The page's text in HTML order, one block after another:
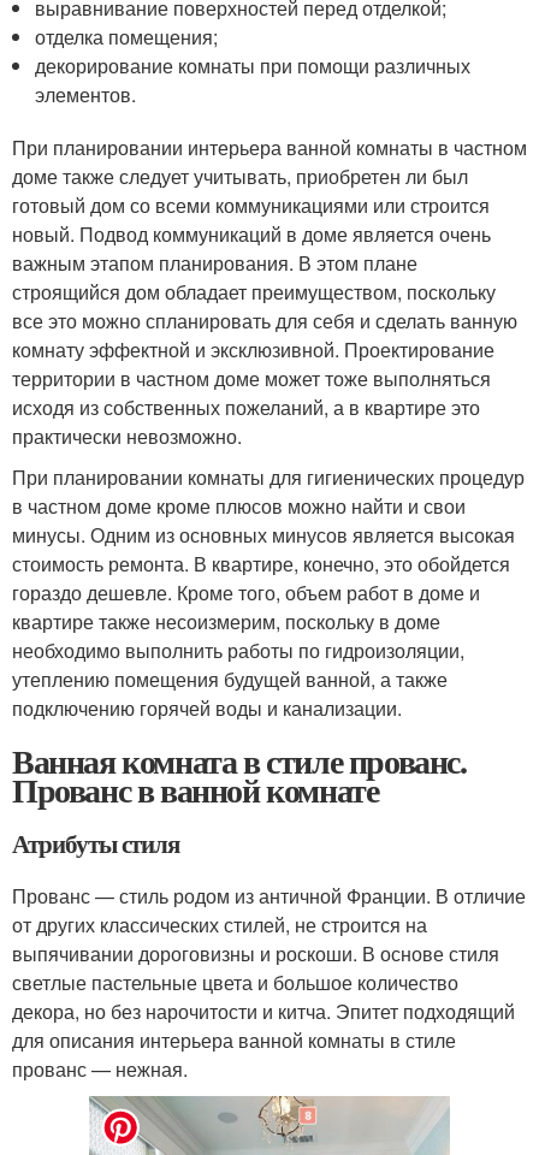
выравнивание поверхностей перед отделкой;
отделка помещения;
декорирование комнаты при помощи различных
элементов.
При планировании интерьера ванной комнаты в частном
доме также следует учитывать, приобретен ли был
готовый дом со всеми коммуникациями или строится
новый. Подвод коммуникаций в доме является очень
важным этапом планирования. В этом плане
строящийся дом обладает преимуществом, поскольку
все это можно спланировать для себя и сделать ванную
комнату эффектной и эксклюзивной. Проектирование
территории в частном доме может тоже выполняться
исходя из собственных пожеланий, а в квартире это
практически невозможно.
При планировании комнаты для гигиенических процедур
в частном доме кроме плюсов можно найти и свои
минусы. Одним из основных минусов является высокая
стоимость ремонта. В квартире, конечно, это обойдется
гораздо дешевле. Кроме того, объем работ в доме и
квартире также несоизмерим, поскольку в доме
необходимо выполнить работы по гидроизоляции,
утеплению помещения будущей ванной, а также
подключению горячей воды и канализации.
Ванная комната в стиле прованс.
Прованс в ванной комнате
Атрибуты стиля
Прованс — стиль родом из античной Франции. В отличие
от других классических стилей, не строится на
выпячивании дороговизны и роскоши. В основе стиля
светлые пастельные цвета и большое количество
декора, но без нарочитости и китча. Эпитет подходящий
для описания интерьера ванной комнаты в стиле
прованс — нежная.